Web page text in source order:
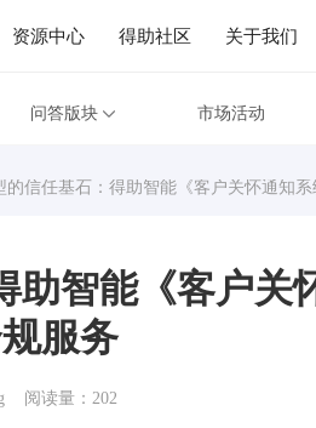
资源中心 得助社区 关于我们
问答版块 市场活动
的信任基石：得助智能《客户关怀通知
助智能《客户关
服务
阅读量：202